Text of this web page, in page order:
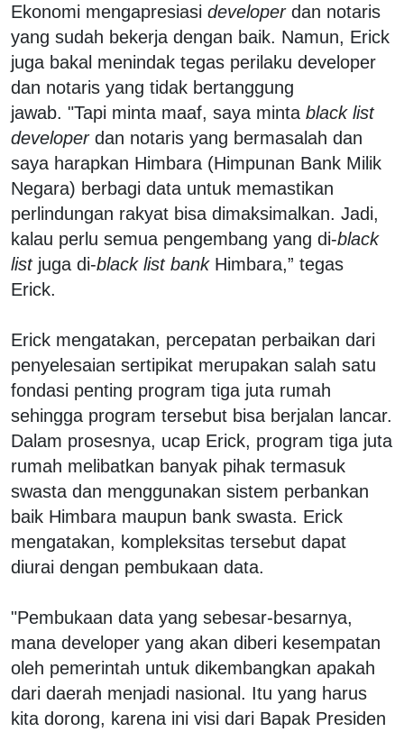
Ekonomi mengapresiasi developerdan notaris
yang sudah bekerja dengan baik. Namun, Erick
juga bakal menindak tegas perilaku developer
dan notaris yang tidak bertanggung
jawab. "Tapi minta maaf, saya minta black list
developerdan notaris yang bermasalah dan
saya harapkan Himbara (Himpunan Bank Milik
Negara) berbagi data untuk memastikan
perlindungan rakyat bisa dimaksimalkan. Jadi,
kalau perlu semua pengembang yang di-black
listjuga di-black list bankHimbara,” tegas
Erick.
Erick mengatakan, percepatan perbaikan dari
penyelesaian sertipikat merupakan salah satu
fondasi penting program tiga juta rumah
sehingga program tersebut bisa berjalan lancar.
Dalam prosesnya, ucap Erick, program tiga juta
rumah melibatkan banyak pihak termasuk
swasta dan menggunakan sistem perbankan
baik Himbara maupun bank swasta. Erick
mengatakan, kompleksitas tersebut dapat
diurai dengan pembukaan data.
"Pembukaan data yang sebesar-besarnya,
mana developer yang akan diberi kesempatan
oleh pemerintah untuk dikembangkan apakah
dari daerah menjadi nasional. Itu yang harus
kita dorong, karena ini visi dari Bapak Presiden